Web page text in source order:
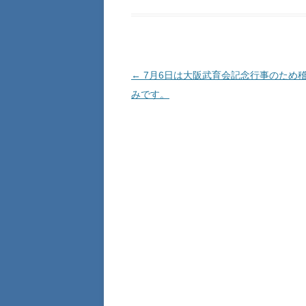
投稿ナビゲーション
← 7月6日は大阪武育会記念行事のため
みです。